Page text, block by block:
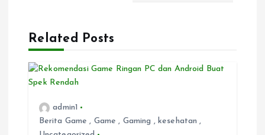
g
Related Posts
admin1
Berita Game , Game , Gaming ,kesehatan ,